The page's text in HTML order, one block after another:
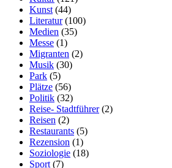
Kunst (44)
Literatur(100)
Medien (35)
Messe (1)
Migranten (2)
Musik (30)
Park (5)
Plätze (56)
Politik (32)
Reise- Stadtführer(2)
Reisen (2)
Restaurants (5)
Rezension (1)
Soziologie (18)
Sport (7)